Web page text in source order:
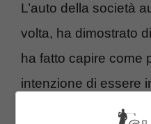
L’auto della società
volta, ha dimostrato
ha fatto capire come
intenzione di essere
termine della